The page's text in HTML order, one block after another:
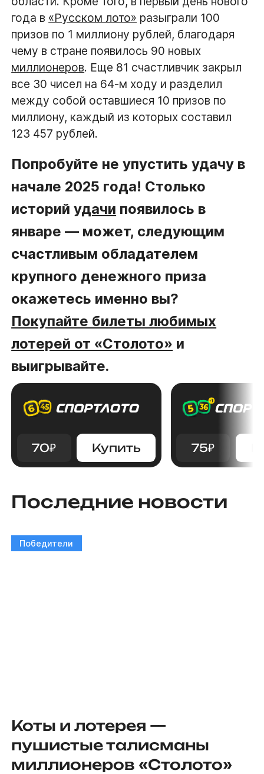
года в «Русском лото» разыграли 100
призов по 1 миллиону рублей, благодаря
чему в стране появилось 90 новых
миллионеров. Еще 81 счастливчик закрыл
все 30 чисел на 64-м ходу и разделил
между собой оставшиеся 10 призов по
миллиону, каждый из которых составил
123 457 рублей.
Попробуйте не упустить удачу в
начале 2025 года! Столько
историйудачи появилось в
январе — может, следующим
счастливым обладателем
крупного денежного приза
окажетесь именно вы?
Покупайте билеты любимых
лотерей от «Столото» и
выигрывайте.
70₽ Купить 75₽
Последние новости
Победители
Коты и лотерея —
пушистые талисманы
миллионеров «Столото»